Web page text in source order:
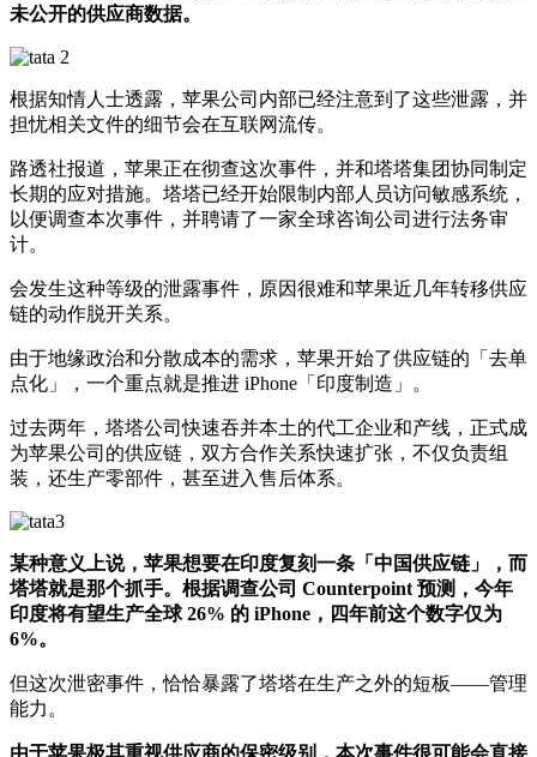
未公开的供应商数据。
根据知情人士透露，苹果公司内部已经注意到了这些泄露，并
担忧相关文件的细节会在互联网流传。
路透社报道，苹果正在彻查这次事件，并和塔塔集团协同制定
长期的应对措施。塔塔已经开始限制内部人员访问敏感系统，
以便调查本次事件，并聘请了一家全球咨询公司进行法务审
计。
会发生这种等级的泄露事件，原因很难和苹果近几年转移供应
链的动作脱开关系。
由于地缘政治和分散成本的需求，苹果开始了供应链的「去单
点化」，一个重点就是推进 iPhone「印度制造」。
过去两年，塔塔公司快速吞并本土的代工企业和产线，正式成
为苹果公司的供应链，双方合作关系快速扩张，不仅负责组
装，还生产零部件，甚至进入售后体系。
某种意义上说，苹果想要在印度复刻一条「中国供应链」，而
塔塔就是那个抓手。根据调查公司 Counterpoint 预测，今年
印度将有望生产全球 26% 的 iPhone，四年前这个数字仅为
6%。
但这次泄密事件，恰恰暴露了塔塔在生产之外的短板——管理
能力。
由于苹果极其重视供应商的保密级别，本次事件很可能会直接